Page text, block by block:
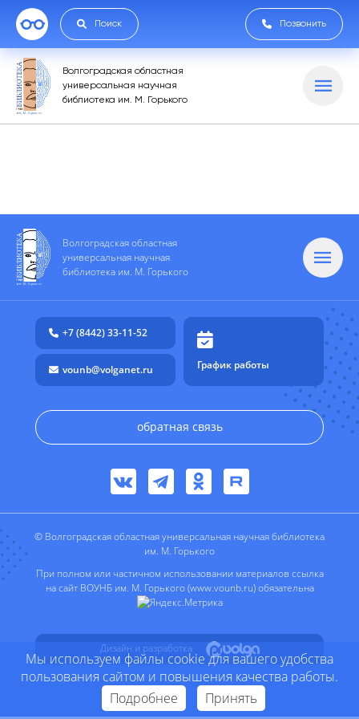
Поиск Позвонить
Волгоградская областная
универсальная научная
библиотека им. М. Горького
Волгоградская областная
универсальная научная
библиотека им. М. Горького
+7 (8442) 33-11-52
vounb@volganet.ru График работы
обратная связь
© Волгоградская областная универсальная научная библиотека
им. М. Горького
При полном или частичном использовании материалов ссылка
на сайт ВОУНБ им. М. Горького (www.vounb.ru) обязательна
Дизайн и разработка
Мы используем файлы cookie для вашего удобства
пользования сайтом и повышения качества работы.
Подробнее
Принять